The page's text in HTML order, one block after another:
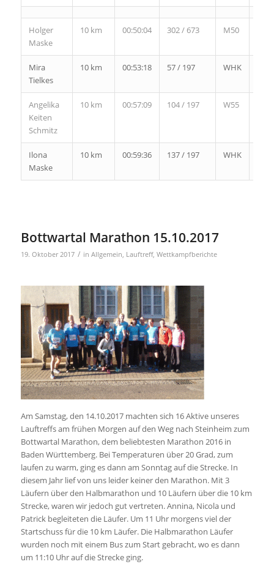
Holger
Maske
10 km 00:50:04 302 / 673 M50
Mira
Tielkes
10 km 00:53:18 57 / 197 WHK
Angelika
Keiten
Schmitz
10 km 00:57:09 104 / 197 W55
Ilona
Maske
10 km 00:59:36 137 / 197 WHK
Bottwartal Marathon 15.10.2017
19. Oktober 2017 / in Allgemein Lauftreff, Wettkampfberichte
Am Samstag, den 14.10.2017 machten sich 16 Aktive unseres
Lauftreffs am frühen Morgen auf den Weg nach Steinheim zum
Bottwartal Marathon, dem beliebtesten Marathon 2016 in
Baden Württemberg. Bei Temperaturen über 20 Grad, zum
laufen zu warm, ging es dann am Sonntag auf die Strecke. In
diesem Jahr lief von uns leider keiner den Marathon. Mit 3
Läufern über den Halbmarathon und 10 Läufern über die 10 km
Strecke, waren wir jedoch gut vertreten. Annina, Nicola und
Patrick begleiteten die Läufer. Um 11 Uhr morgens viel der
Startschuss für die 10 km Läufer. Die Halbmarathon Läufer
wurden noch mit einem Bus zum Start gebracht, wo es dann
um 11:10 Uhr auf die Strecke ging.